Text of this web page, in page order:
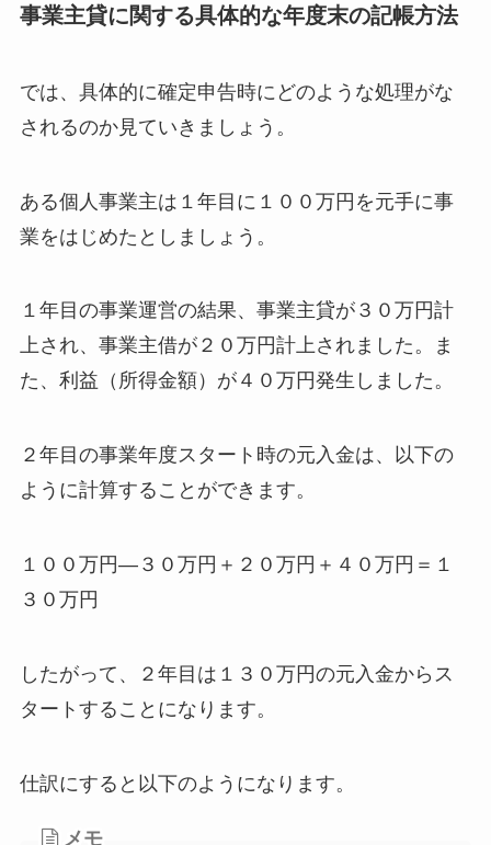
事業主貸に関する具体的な年度末の記帳方法
では、具体的に確定申告時にどのような処理がな
されるのか見ていきましょう。
ある個人事業主は１年目に１００万円を元手に事
業をはじめたとしましょう。
１年目の事業運営の結果、事業主貸が３０万円計
上され、事業主借が２０万円計上されました。ま
た、利益（所得金額）が４０万円発生しました。
２年目の事業年度スタート時の元入金は、以下の
ように計算することができます。
１００万円―３０万円＋２０万円＋４０万円＝１
３０万円
したがって、２年目は１３０万円の元入金からス
タートすることになります。
仕訳にすると以下のようになります。
メモ